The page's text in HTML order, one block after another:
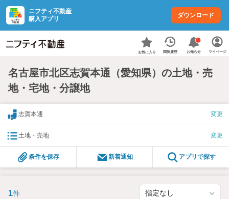
ニフティ不動産
購入アプリ
ダウンロード
お気に入り 閲覧履歴 お知らせ マイページ
名古屋市北区志賀本通（愛知県）の土地・売
地・宅地・分譲地
志賀本通 変更
土地・売地 変更
条件を保存 新着通知 アプリで探す
1件